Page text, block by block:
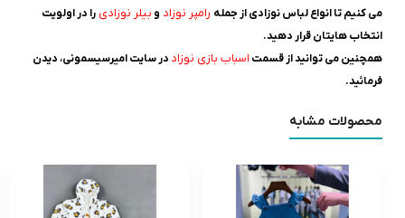
می کنیم تا انواع لباس نوزادی از جمله رامپر نوزاد و بیلر نوزادی را در اولویت
انتخاب هایتان قرار دهید.
همچنین می توانید از قسمت اسباب بازی نوزاد در سایت امیرسیسمونی، دیدن
فرمائید.
محصولات مشابه